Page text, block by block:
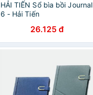
HẢI TIẾN Sổ bìa bồi Journal
6 - Hải Tiến
26.125 đ